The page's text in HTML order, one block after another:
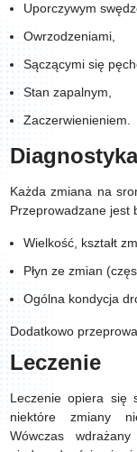
Uporczywym
Owrzodzeniami,
Sączącymi się
Stan zapalnym,
Zaczerwienieniem.
Diagnostyka
Każda zmiana na
Przeprowadzane jest
Wielkość, kształt
Płyn ze zmian
Ogólna kondycja
Dodatkowo
Leczenie
Leczenie opiera się
niektóre zmiany
Wówczas